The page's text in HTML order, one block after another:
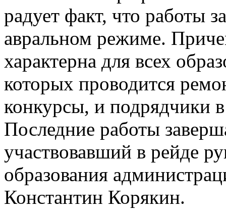
радует факт, что работы
авральном режиме.
характерна для всех
которых проводится
конкурсы, и подрядчики
Последние работы
участвовавший в рейде
образования
Константин Корякин.